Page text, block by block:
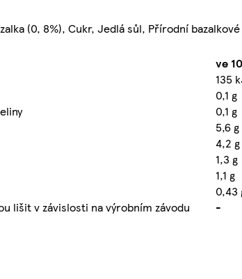
(0, 8%), Cukr, Jedlá sůl, Přírodní
ve
135
0,1 g
0,1 g
5,6 g
4,2 g
1,3 g
1,1 g
0,43
lišit v závislosti na výrobním závodu
-